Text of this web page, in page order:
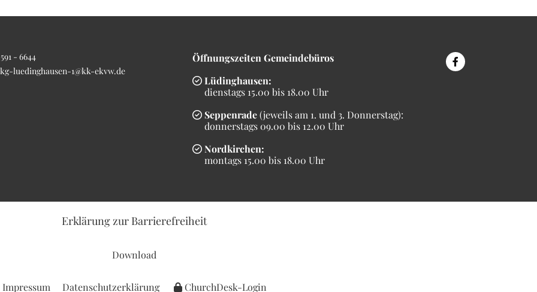
- 6644
luedinghausen-1@kk-ekvw.de
Öffnungszeiten Gemeindebüros
 Lüdinghausen:
dienstags 15.00 bis 18.00 Uhr
 Seppenrade(jeweils am 1. und 3. Donnerstag):
donnerstags 09.00 bis 12.00 Uhr
 Nordkirchen:
montags 15.00 bis 18.00 Uhr
Erklärung zur Barrierefreiheit
Download
Impressum Datenschutzerklärung ChurchDesk-Login